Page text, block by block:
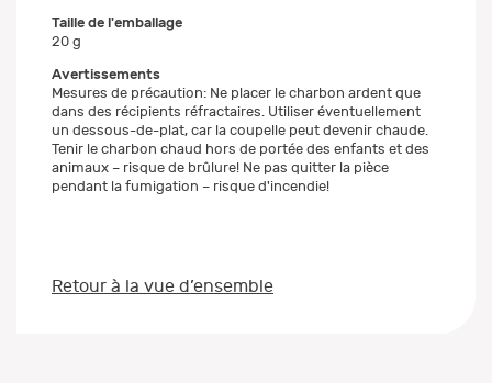
Taille de l'emballage
20 g
Avertissements
Mesures de précaution: Ne placer le charbon ardent que
dans des récipients réfractaires. Utiliser éventuellement
un dessous-de-plat, car la coupelle peut devenir chaude.
Tenir le charbon chaud hors de portée des enfants et des
animaux – risque de brûlure! Ne pas quitter la pièce
pendant la fumigation – risque d'incendie!
Retour à la vue d’ensemble